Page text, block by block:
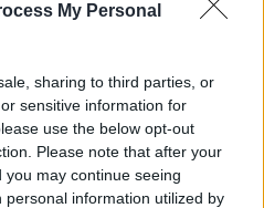
My Personal
sharing to third parties, or
sensitive information for
use the below opt-out
Please note that after your
may continue seeing
information utilized by
- Sacro Monte
inserito da: